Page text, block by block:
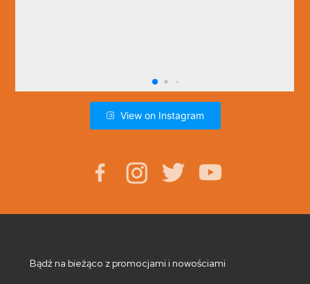
View on Instagram
Bądź na bieżąco z promocjami i nowościami